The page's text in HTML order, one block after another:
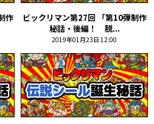
作
ビックリマン第27回 「第10弾制作
秘話・後編！ 脱...
2019年01月23日 12:00